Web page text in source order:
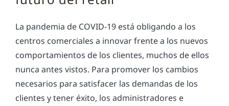
La pandemia de COVID-19 está obligando a los
centros comerciales a innovar frente a los nuevos
comportamientos de los clientes, muchos de ellos
nunca antes vistos. Para promover los cambios
necesarios para satisfacer las demandas de los
clientes y tener éxito, los administradores e